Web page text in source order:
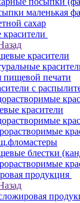
маленькая
сахар
красители
пищевой печати
с
красители
блестки
продукция